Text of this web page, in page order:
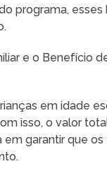
programa,
e o Benefício
em idade
isso, o valor
garantir que